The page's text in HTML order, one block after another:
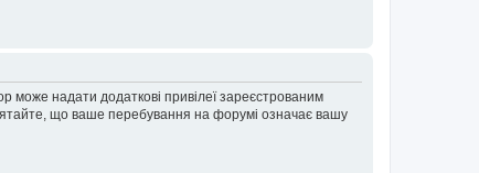
може надати додаткові привілеї зареєстрованим
що ваше перебування на форумі означає вашу